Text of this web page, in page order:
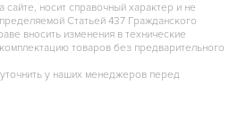
носит справочный характер и не
Статьей 437 Гражданского
вносить изменения в технические
товаров без предварительного
у наших менеджеров перед